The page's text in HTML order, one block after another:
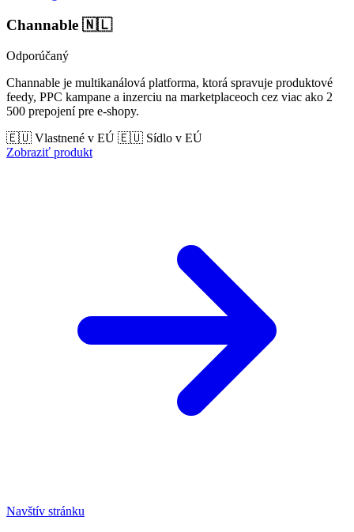
Channable 🇳🇱
Odporúčaný
Channable je multikanálová platforma, ktorá spravuje produktové
feedy, PPC kampane a inzerciu na marketplaceoch cez viac ako 2
500 prepojení pre e‑shopy.
🇪🇺 Vlastnené v EÚ 🇪🇺 Sídlo v EÚ
Zobraziť produkt
Navštív stránku